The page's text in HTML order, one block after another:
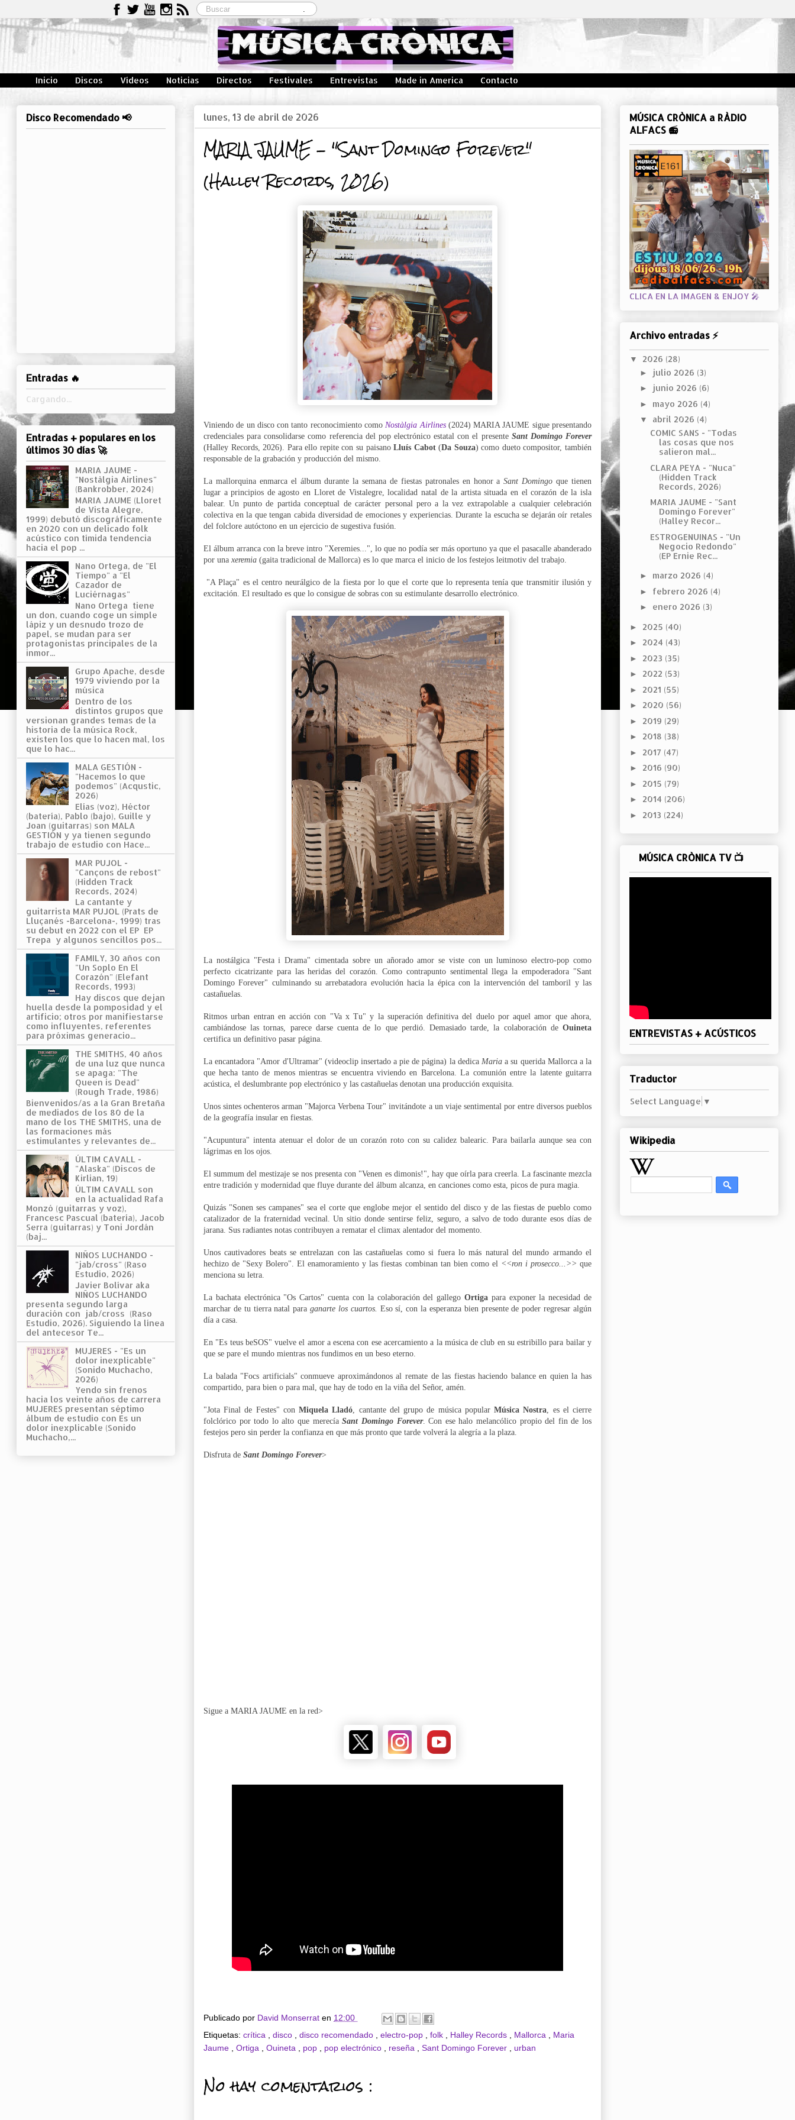
Inicio Discos Vídeos Noticias Directos Festivales Entrevistas Made in America Contacto
lunes, 13 de abril de 2026
MARIA JAUME - "Sant Domingo Forever"
(Halley Records, 2026)
Viniendo de un disco con tanto reconocimiento como Nostàlgia Airlines(2024) MARIA JAUME sigue presentando
credenciales para consolidarse como referencia del pop electrónico estatal con el presente Sant Domingo Forever
(Halley Records, 2026). Para ello repite con su paisanoLluís Cabot(Da Souza) como dueto compositor, también
responsable de la grabación y producción del mismo.
La mallorquina enmarca el álbum durante la semana de fiestas patronales en honor aSant Domingo que tienen
lugar a principios de agosto en Lloret de Vistalegre, localidad natal de la artista situada en el corazón de la isla
balear.
Un punto de partida conceptual de carácter personal pero a la vez extrapolable a cualquier celebración
colectiva en la que tengan cabida diversidad de emociones y experiencias. Durante la escucha se dejarán oír retales
del folclore autóctono en un ejercicio de sugestiva fusión.
El álbum arranca con la breve intro "Xeremies...", lo que no podía ser más oportuno ya que el pasacalle abanderado
por una xeremia (gaita tradicional de Mallorca) es lo que marca el inicio de los festejos leitmotiv del trabajo.
"A Plaça" es el centro neurálgico de la fiesta por lo que el corte que lo representa tenía que transmitir ilusión y
excitación. El resultado es que lo consigue de sobras con su estimulante desarrollo electrónico.
La nostálgica "Festa i Drama" cimentada sobre un añorado amor se viste con un luminoso electro-pop como
perfecto cicatrizante para las heridas del corazón. Como contrapunto sentimental llega la empoderadora "Sant
Domingo Forever" culminando su arrebatadora evolución hacia la épica con la intervención del tamboril y las
castañuelas.
Ritmos urban entran en acción con "Va x Tu" y la superación definitiva del duelo por aquel amor que ahora,
cambiándose las tornas, parece darse cuenta de lo que perdió. Demasiado tarde, la colaboración de Ouineta
certifica un definitivo pasar página.
La encantadora "Amor d'Ultramar" (videoclip insertado a pie de página) la dedica Maria a su querida Mallorca a la
que hecha tanto de menos mientras se encuentra viviendo en Barcelona. La comunión entre la latente guitarra
acústica, el deslumbrante pop electrónico y las castañuelas denotan una producción exquisita.
Unos sintes ochenteros arman "Majorca Verbena Tour" invitándote a un viaje sentimental por entre diversos pueblos
de la geografía insular en fiestas.
"Acupuntura" intenta atenuar el dolor de un corazón roto con su calidez balearic. Para bailarla aunque sea con
lágrimas en los ojos.
El summum del mestizaje se nos presenta con "Venen es dimonis!", hay que oírla para creerla. La fascinante mezcla
entre tradición y modernidad que fluye durante del álbum alcanza, en canciones como esta, picos de pura magia.
Quizás "Sonen ses campanes" sea el corte que englobe mejor el sentido del disco y de las fiestas de pueblo como
catalizador de la fraternidad vecinal. Un sitio donde sentirse feliz, seguro, a salvo de todo durante esos días de
jarana. Sus radiantes notas contribuyen a rematar el climax alentador del momento.
Unos cautivadores beats se entrelazan con las castañuelas como si fuera lo más natural del mundo armando el
hechizo de "Sexy Bolero". El enamoramiento y las fiestas combinan tan bien como el <<ron i prosecco...>> que
menciona su letra.
La bachata electrónica "Os Cartos" cuenta con la colaboración del gallego Ortigapara exponer la necesidad de
marchar de tu tierra natal paraganarte los cuartos. Eso sí, con la esperanza bien presente de poder regresar algún
día a casa.
En "Es teus beSOS"vuelve el amor a escena con ese acercamiento a la música de club en su estribillo para bailar y
que se pare el mundo mientras nos fundimos en un beso eterno.
La balada "Focs artificials" conmueve aproximándonos al remate de las fiestas haciendo balance en quien la has
compartido, para bien o para mal, que hay de todo en la viña del Señor, amén.
"Jota Final de Festes" con Miquela Lladó , cantante del grupo de música popularMúsica Nostra
es el cierre
folclórico por todo lo alto que merecíaSant Domingo Forever. Con ese halo melancólico propio del fin de los
festejos pero sin perder la confianza en que más pronto que tarde volverá la alegría a la plaza.
Disfruta de Sant Domingo Forever>
Sigue a MARIA JAUME en la red>
Publicado por David Monserrat en 12:00
Etiquetas: crítica disco disco recomendado electro-pop folk Halley Records Mallorca
Maria
Jaume
Ortiga Ouineta pop pop electrónico reseña Sant Domingo Forever urban
No hay comentarios :
Disco Recomendado 📢
Entradas 🔥
Cargando...
Entradas + populares en los
últimos 30 días 🚀
MARIA JAUME -
"Nostàlgia Airlines"
(Bankrobber, 2024)
MARIA JAUME (Lloret
de Vista Alegre,
1999) debutó discográficamente
en 2020 con un delicado folk
acústico con tímida tendencia
hacia el pop ...
Nano Ortega, de "El
Tiempo" a "El
Cazador de
Luciérnagas"
Nano Ortega tiene
un don, cuando coge un simple
lápiz y un desnudo trozo de
papel, se mudan para ser
protagonistas principales de la
inmor...
Grupo Apache, desde
1979 viviendo por la
música
Dentro de los
distintos grupos que
versionan grandes temas de la
historia de la música Rock,
existen los que lo hacen mal, los
que lo hac...
MALA GESTIÓN -
"Hacemos lo que
podemos" (Acqustic,
2026)
Elías (voz), Héctor
(batería), Pablo (bajo), Guille y
Joan (guitarras) son MALA
GESTIÓN y ya tienen segundo
trabajo de estudio con Hace...
MAR PUJOL -
"Cançons de rebost"
(Hidden Track
Records, 2024)
La cantante y
guitarrista MAR PUJOL (Prats de
Lluçanés -Barcelona-, 1999) tras
su debut en 2022 con el EP EP
Trepa y algunos sencillos pos...
FAMILY, 30 años con
"Un Soplo En El
Corazón" (Elefant
Records, 1993)
Hay discos que dejan
huella desde la pomposidad y el
artificio; otros por manifiestarse
como influyentes, referentes
para próximas generacio...
THE SMITHS, 40 años
de una luz que nunca
se apaga: "The
Queen is Dead"
(Rough Trade, 1986)
Bienvenidos/as a la Gran Bretaña
de mediados de los 80 de la
mano de los THE SMITHS, una de
las formaciones más
estimulantes y relevantes de...
ÚLTIM CAVALL -
"Alaska" (Discos de
Kirlian, 19)
ÚLTIM CAVALL son
en la actualidad Rafa
Monzó (guitarras y voz),
Francesc Pascual (batería), Jacob
Serra (guitarras) y Toni Jordán
(baj...
NIÑOS LUCHANDO -
"jab/cross" (Raso
Estudio, 2026)
Javier Bolívar aka
NIÑOS LUCHANDO
presenta segundo larga
duración con jab/cross (Raso
Estudio, 2026). Siguiendo la línea
del antecesor Te...
MUJERES - "Es un
dolor inexplicable"
(Sonido Muchacho,
2026)
Yendo sin frenos
hacia los veinte años de carrera
MUJERES presentan séptimo
álbum de estudio con Es un
dolor inexplicable (Sonido
Muchacho,...
MÚSICA CRÒNICA a RÀDIO
ALFACS 📻
CLICA EN LA IMAGEN & ENJOY 🎤
Archivo entradas ⚡
▼ 2026 (28)
► julio 2026 (3)
► junio 2026 (6)
► mayo 2026 (4)
▼ abril 2026 (4)
COMIC SANS - "Todas
las cosas que nos
salieron mal...
CLARA PEYA - "Nuca"
(Hidden Track
Records, 2026)
MARIA JAUME - "Sant
Domingo Forever"
(Halley Recor...
ESTROGENUINAS - "Un
Negocio Redondo"
(EP Ernie Rec...
► marzo 2026 (4)
► febrero 2026 (4)
► enero 2026 (3)
► 2025 (40)
► 2024 (43)
► 2023 (35)
► 2022 (53)
► 2021 (55)
► 2020 (56)
► 2019 (29)
► 2018 (38)
► 2017 (47)
► 2016 (90)
► 2015 (79)
► 2014 (206)
► 2013 (224)
MÚSICA CRÒNICA TV 📺
ENTREVISTAS + ACÚSTICOS
Traductor
Select Language ▼
Wikipedia